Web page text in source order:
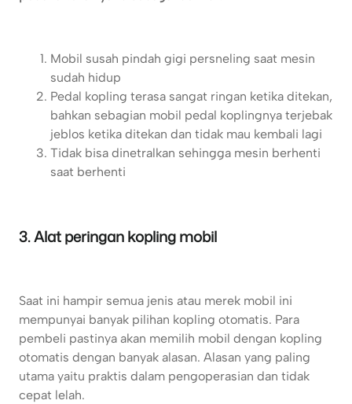
Mobil susah pindah gigi persneling saat mesin
sudah hidup
Pedal kopling terasa sangat ringan ketika ditekan,
bahkan sebagian mobil pedal koplingnya terjebak
jeblos ketika ditekan dan tidak mau kembali lagi
Tidak bisa dinetralkan sehingga mesin berhenti
saat berhenti
3. Alat peringan kopling mobil
Saat ini hampir semua jenis atau merek mobil ini
mempunyai banyak pilihan kopling otomatis. Para
pembeli pastinya akan memilih mobil dengan kopling
otomatis dengan banyak alasan. Alasan yang paling
utama yaitu praktis dalam pengoperasian dan tidak
cepat lelah.